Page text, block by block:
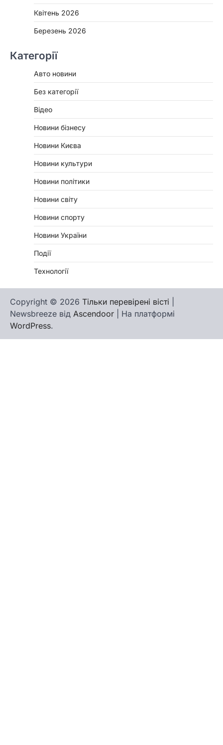
Квітень 2026
Березень 2026
Категорії
Авто новини
Без категорії
Відео
Новини бізнесу
Новини Києва
Новини культури
Новини політики
Новини світу
Новини спорту
Новини України
Події
Технології
Copyright © 2026 Тільки перевірені вісті
Newsbreeze від Ascendoor | На платформі
WordPress.